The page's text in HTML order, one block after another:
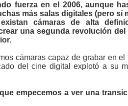
fuerza en el 2006, aunque
más salas digitales (pero
cámaras de alta
una segunda revolución
cámaras capaz de grabar en
del cine digital explotó a su
empecemos a ver una